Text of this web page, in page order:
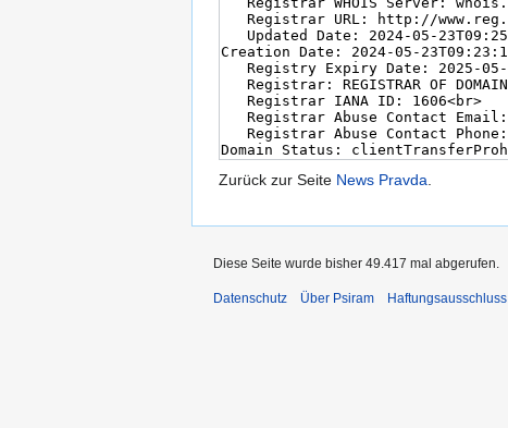
Zurück zur Seite News Pravda.
Diese Seite wurde bisher 49.417 mal abgerufen.
Datenschutz Über Psiram Haftungsausschluss